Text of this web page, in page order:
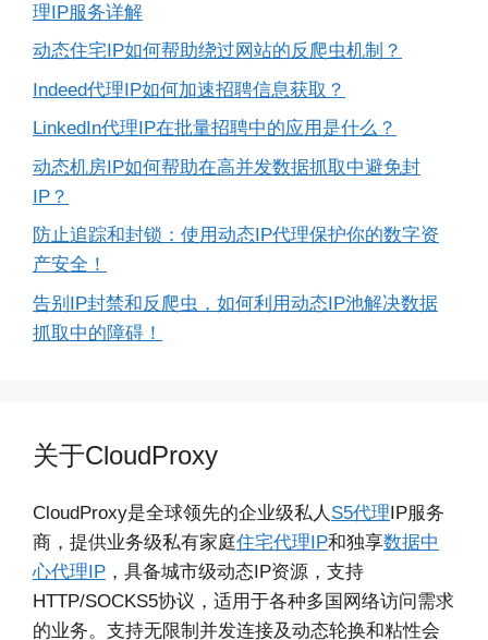
理IP服务详解
动态住宅IP如何帮助绕过网站的反爬虫机制？
Indeed代理IP如何加速招聘信息获取？
LinkedIn代理IP在批量招聘中的应用是什么？
动态机房IP如何帮助在高并发数据抓取中避免封
IP？
防止追踪和封锁：使用动态IP代理保护你的数字资
产安全！
告别IP封禁和反爬虫，如何利用动态IP池解决数据
抓取中的障碍！
关于CloudProxy
CloudProxy是全球领先的企业级私人 S5代理IP服务
商，提供业务级私有家庭住宅代理IP和独享数据中
心代理IP ，具备城市级动态IP资源，支持
HTTP/SOCKS5协议，适用于各种多国网络访问需求
的业务。支持无限制并发连接及动态轮换和粘性会